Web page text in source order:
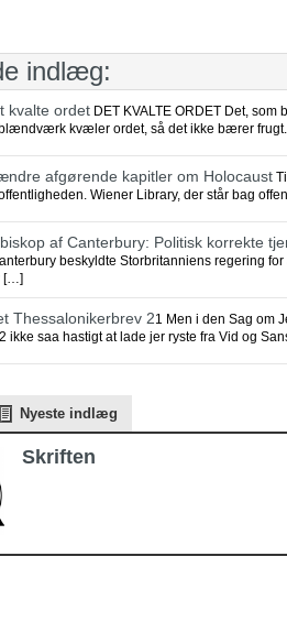
indlæg:
kvalte ordet DET KVALTE ORDET Det,
kvæler ordet, så det ikke bærer
afgørende kapitler om Holocaust
Wiener Library, der står bag
af Canterbury: Politisk korrekte
beskyldte Storbritanniens regering
[…]
Thessalonikerbrev 21 Men i den Sag om
ikke saa hastigt at lade jer ryste fra Vid og
Nyeste indlæg
Skriften